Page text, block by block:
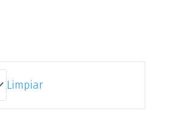
Limpiar